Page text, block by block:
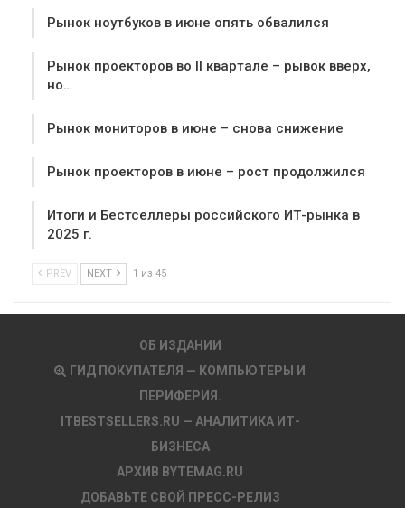
Рынок ноутбуков в июне опять обвалился
Рынок проекторов во II квартале – рывок вверх,
но…
Рынок мониторов в июне – снова снижение
Рынок проекторов в июне – рост продолжился
Итоги и Бестселлеры российского ИТ-рынка в
2025 г.
PREV NEXT 1 из 45
ОБ ИЗДАНИИ
ГИД ПОКУПАТЕЛЯ — КОМПЬЮТЕРЫ И
ПЕРИФЕРИЯ.
ITBESTSELLERS.RU — АНАЛИТИКА ИТ-
БИЗНЕСА
АРХИВ BYTEMAG.RU
ДОБАВЬТЕ СВОЙ ПРЕСС-РЕЛИЗ